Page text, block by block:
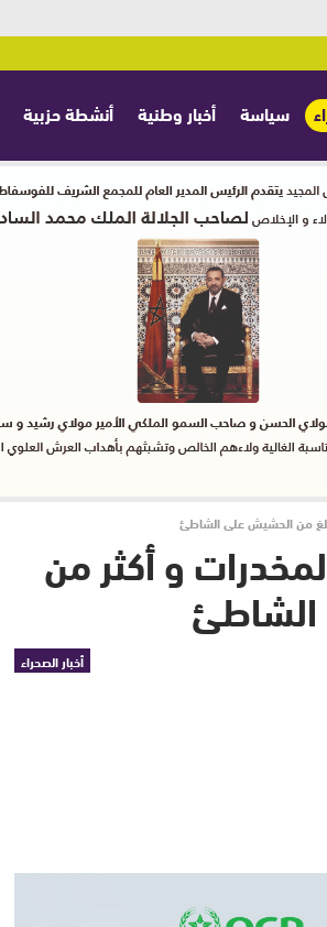
سياسة أخبار وطنية أنشطة حزبية
من الحشيش على الشاطئ
و أكثر من
أخبار الصحراء